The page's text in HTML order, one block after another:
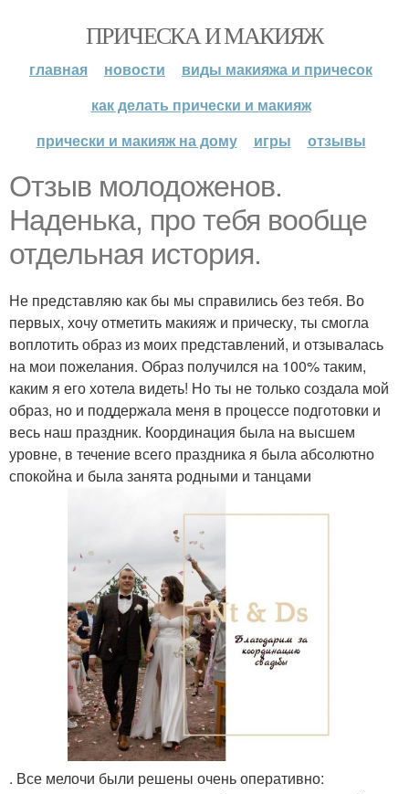
ПРИЧЕСКА И МАКИЯЖ
главная новости
виды макияжа и причесок
как делать прически и макияж
прически и макияж на дому
игры отзывы
Отзыв молодоженов.
Наденька, про тебя вообще
отдельная история.
Не представляю как бы мы справились без тебя. Во
первых, хочу отметить макияж и прическу, ты смогла
воплотить образ из моих представлений, и отзывалась
на мои пожелания. Образ получился на 100% таким,
каким я его хотела видеть! Но ты не только создала мой
образ, но и поддержала меня в процессе подготовки и
весь наш праздник. Координация была на высшем
уровне, в течение всего праздника я была абсолютно
спокойна и была занята родными и танцами
. Все мелочи были решены очень оперативно: